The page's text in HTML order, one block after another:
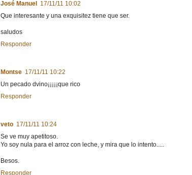
José Manuel
17/11/11 10:02
Que interesante y una exquisitez tiene que ser.
saludos
Responder
Montse 17/11/11 10:22
Un pecado dvino¡¡¡¡¡que rico
Responder
veto 17/11/11 10:24
Se ve muy apetitoso.
Yo soy nula para el arroz con leche, y mira que lo intento.....
Besos.
Responder